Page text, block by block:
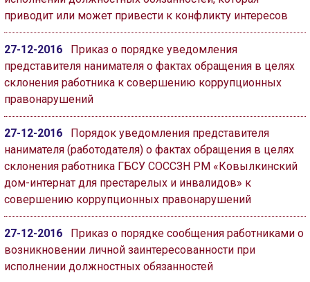
приводит или может привести к конфликту интересов
27-12-2016
Приказ о порядке уведомления
представителя нанимателя о фактах обращения в целях
склонения работника к совершению коррупционных
правонарушений
27-12-2016
Порядок уведомления представителя
нанимателя (работодателя) о фактах обращения в целях
склонения работника ГБСУ СОССЗН РМ «Ковылкинский
дом-интернат для престарелых и инвалидов» к
совершению коррупционных правонарушений
27-12-2016
Приказ о порядке сообщения работниками о
возникновении личной заинтересованности при
исполнении должностных обязанностей